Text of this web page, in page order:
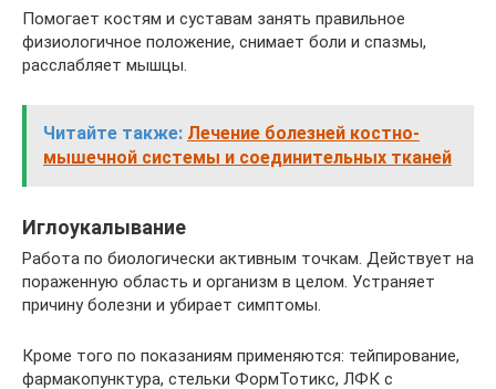
Помогает костям и суставам занять правильное
физиологичное положение, снимает боли и спазмы,
расслабляет мышцы.
Читайте также: Лечение болезней костно-
мышечной системы и соединительных тканей
Иглоукалывание
Работа по биологически активным точкам. Действует на
пораженную область и организм в целом. Устраняет
причину болезни и убирает симптомы.
Кроме того по показаниям применяются: тейпирование,
фармакопунктура, стельки ФормТотикс, ЛФК с